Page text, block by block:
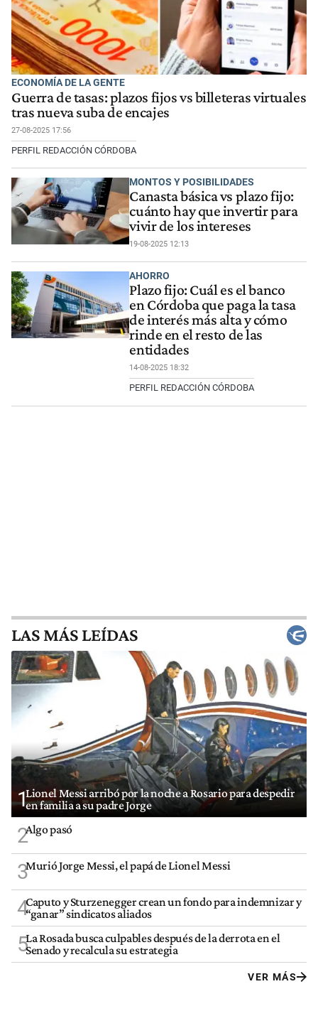
ECONOMÍA DE LA GENTE
Guerra de tasas: plazos fijos vs billeteras virtuales
tras nueva suba de encajes
27-08-2025 17:56
PERFIL REDACCIÓN CÓRDOBA
MONTOS Y POSIBILIDADES
Canasta básica vs plazo fijo:
cuánto hay que invertir para
vivir de los intereses
19-08-2025 12:13
AHORRO
Plazo fijo: Cuál es el banco
en Córdoba que paga la tasa
de interés más alta y cómo
rinde en el resto de las
entidades
14-08-2025 18:32
PERFIL REDACCIÓN CÓRDOBA
LAS MÁS LEÍDAS
1Lionel Messi arribó por la noche a Rosario para despedir
en familia a su padre Jorge
2Algo pasó
3Murió Jorge Messi, el papá de Lionel Messi
4Caputo y Sturzenegger crean un fondo para indemnizar y
“ganar” sindicatos aliados
5La Rosada busca culpables después de la derrota en el
Senado y recalcula su estrategia
VER MÁS